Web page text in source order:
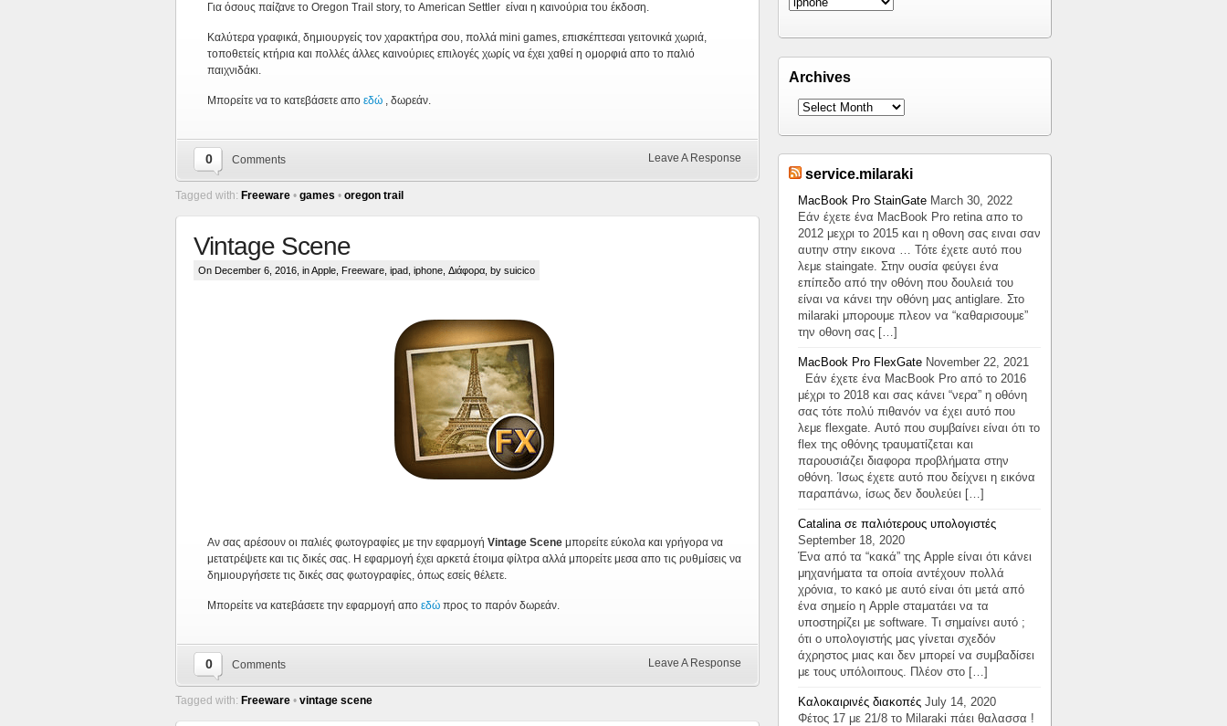
Για όσους παίζανε το Oregon Trail story, το American Settler είναι η καινούρια του έκδοση.
Καλύτερα γραφικά, δημιουργείς τον χαρακτήρα σου, πολλά mini games, επισκέπτεσαι γειτονικά χωριά,
τοποθετείς κτήρια και πολλές άλλες καινούριες επιλογές χωρίς να έχει χαθεί η ομορφιά απο το παλιό
παιχνιδάκι.
Μπορείτε να το κατεβάσετε απο εδώ , δωρεάν.
0 Comments Leave A Response
Tagged with: Freeware • games • oregon trail
Vintage Scene
On December 6, 2016, inApple Freeware ipad iphone Διάφορα , by suicico
Αν σας αρέσουν οι παλιές φωτογραφίες με την εφαρμογή Vintage Scene μπορείτε εύκολα και γρήγορα να
μετατρέψετε και τις δικές σας. Η εφαρμογή έχει αρκετά έτοιμα φίλτρα αλλά μπορείτε μεσα απο τις ρυθμίσεις να
δημιουργήσετε τις δικές σας φωτογραφίες, όπως εσείς θέλετε.
Μπορείτε να κατεβάσετε την εφαρμογή απο εδώ προς το παρόν δωρεάν.
0 Comments Leave A Response
Tagged with: Freeware • vintage scene
Archives
service.milaraki
MacBook Pro StainGate March 30, 2022
Εάν έχετε ένα MacBook Pro retina απο το
2012 μεχρι το 2015 και η οθονη σας ειναι σαν
αυτην στην εικονα … Τότε έχετε αυτό που
λεμε staingate. Στην ουσία φεύγει ένα
επίπεδο από την οθόνη που δουλειά του
είναι να κάνει την οθόνη μας antiglare. Στο
milaraki μπορουμε πλεον να “καθαρισουμε”
την οθονη σας […]
MacBook Pro FlexGate November 22, 2021
Εάν έχετε ένα MacBook Pro από το 2016
μέχρι το 2018 και σας κάνει “νερα” η οθόνη
σας τότε πολύ πιθανόν να έχει αυτό που
λεμε flexgate. Αυτό που συμβαίνει είναι ότι το
flex της οθόνης τραυματίζεται και
παρουσιάζει διαφορα προβλήματα στην
οθόνη. Ίσως έχετε αυτό που δείχνει η εικόνα
παραπάνω, ίσως δεν δουλεύει […]
Catalina σε παλιότερους υπολογιστές
September 18, 2020
Ένα από τα “κακά” της Apple είναι ότι κάνει
μηχανήματα τα οποία αντέχουν πολλά
χρόνια, το κακό με αυτό είναι ότι μετά από
ένα σημείο η Apple σταματάει να τα
υποστηρίζει με software. Τι σημαίνει αυτό ;
ότι ο υπολογιστής μας γίνεται σχεδόν
άχρηστος μιας και δεν μπορεί να συμβαδίσει
με τους υπόλοιπους. Πλέον στο […]
Καλοκαιρινές διακοπές July 14, 2020
Φέτος 17 με 21/8 το Milaraki πάει θαλασσα !